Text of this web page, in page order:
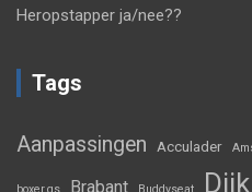
Heropstapper ja/nee??
Tags
Aanpassingen Acculader
Brabant Dijk